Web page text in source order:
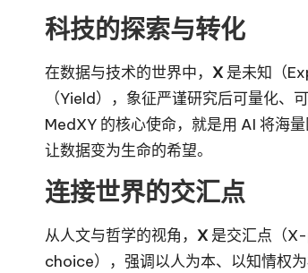
科技的探索与转化
在数据与技术的世界中， X 是未知（
（Yield），象征严谨研究后可量化、
MedXY 的核心使命，就是用 AI 将海
让数据变为生命的希望。
连接世界的交汇点
从人文与哲学的视角， X 是交汇点（
choice），强调以人为本、以知情权为